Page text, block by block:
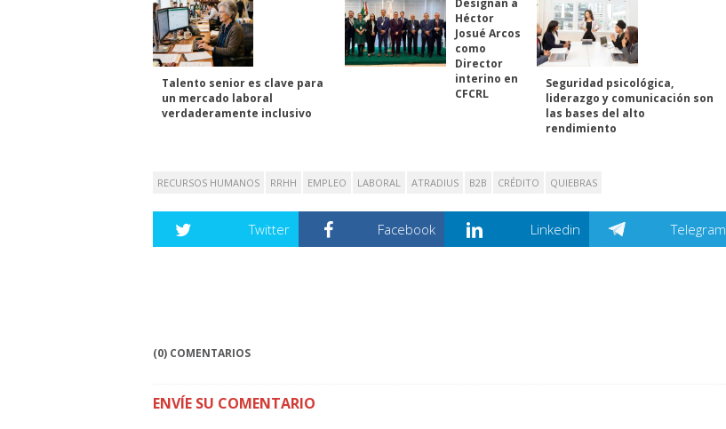
Talento senior es clave para
un mercado laboral
verdaderamente inclusivo
Designan a
Héctor
Josué Arcos
como
Director
interino en
CFCRL
Seguridad psicológica,
liderazgo y comunicación son
las bases del alto
rendimiento
RECURSOS HUMANOS RRHH EMPLEO LABORAL ATRADIUS B2B CRÉDITO QUIEBRAS
Twitter Facebook Linkedin Telegram
(0) COMENTARIOS
ENVÍE SU COMENTARIO